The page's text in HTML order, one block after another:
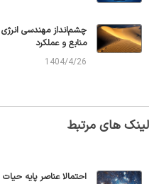
چشم‌انداز مهندسی
منابع و عملکرد
1404/4/26
لینک های مرتبط
احتمالا عناصر پایه